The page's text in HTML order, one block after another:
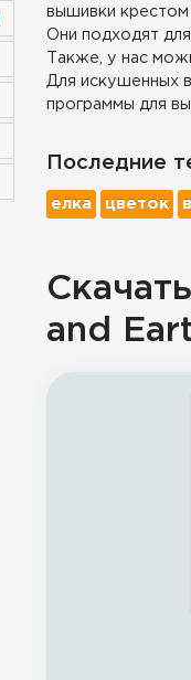
вышивки крестом
Они подходят
Также, у нас
Для искушенных
программы для
Последние
елка цветок
and